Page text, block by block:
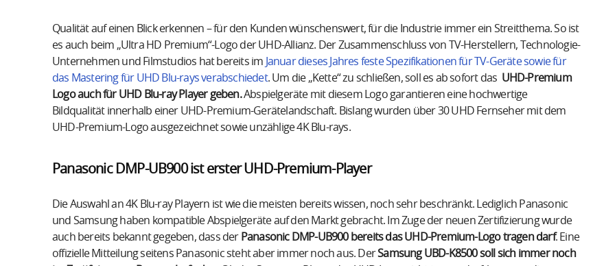
Qualität auf einen Blick erkennen – für den Kunden wünschenswert, für die Industrie immer ein Streitthema. So ist
es auch beim „Ultra HD Premium“-Logo der UHD-Allianz. Der Zusammenschluss von TV-Herstellern, Technologie-
Unternehmen und Filmstudios hat bereits im Januar dieses Jahres feste Spezifikationen für TV-Geräte sowie für
das Mastering für UHD Blu-rays verabschiedet. Um die „Kette“ zu schließen, soll es ab sofort das UHD-Premium
Logo auch für UHD Blu-ray Player geben.Abspielgeräte mit diesem Logo garantieren eine hochwertige
Bildqualität innerhalb einer UHD-Premium-Gerätelandschaft. Bislang wurden über 30 UHD Fernseher mit dem
UHD-Premium-Logo ausgezeichnet sowie unzählige 4K Blu-rays.
Panasonic DMP-UB900 ist erster UHD-Premium-Player
Die Auswahl an 4K Blu-ray Playern ist wie die meisten bereits wissen, noch sehr beschränkt. Lediglich Panasonic
und Samsung haben kompatible Abspielgeräte auf den Markt gebracht. Im Zuge der neuen Zertifizierung wurde
auch bereits bekannt gegeben, dass der Panasonic DMP-UB900 bereits das UHD-Premium-Logo tragen darf. Eine
offizielle Mitteilung seitens Panasonic steht aber immer noch aus. DerSamsung UBD-K8500 soll sich immer noch